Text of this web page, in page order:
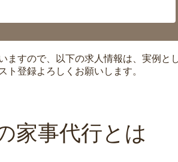
ますので、以下の求人情報は、実例と
ト登録よろしくお願いします。
家事代行とは